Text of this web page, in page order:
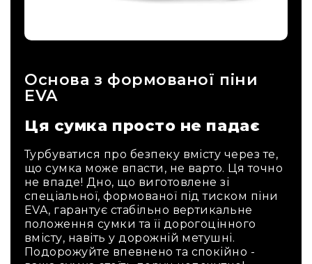
Основа з формованої піни
EVA
Ця сумка просто не падає
Турбуватися про безпеку вмісту через те,
що сумка може впасти, не варто. Ця точно
не впаде! Дно, що виготовлене зі
спеціальної, формованої під тиском піни
EVA, гарантує стабільно вертикальне
положення сумки та її дорогоцінного
вмісту, навіть у дорожній метушні.
Подорожуйте впевнено та спокійно -